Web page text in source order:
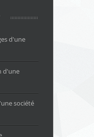
d'une
d'une
société